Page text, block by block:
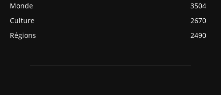
Monde
3504
Culture
2670
Régions
2490